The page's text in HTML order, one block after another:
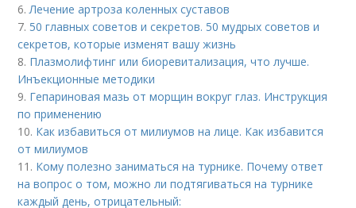
6.Лечение артроза коленных суставов
7. 50 главных советов и секретов. 50 мудрых советов и
секретов, которые изменят вашу жизнь
8. Плазмолифтинг или биоревитализация, что лучше.
Инъекционные методики
9. Гепариновая мазь от морщин вокруг глаз. Инструкция
по применению
10. Как избавиться от милиумов на лице. Как избавится
от милиумов
11. Кому полезно заниматься на турнике. Почему ответ
на вопрос о том, можно ли подтягиваться на турнике
каждый день, отрицательный: